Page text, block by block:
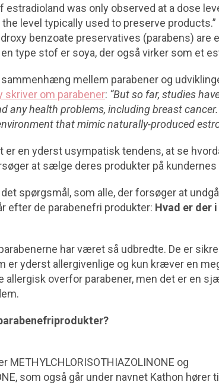
estradioland was only observed at a dose
level typically used to preserve products.”
benzoate preservatives (parabens) are
type stof er soya, der også virker som et
sammenhæng mellem parabener og
skriver om parabener: “But so far, studies
any health problems, including breast
that mimic naturally-produced
en yderst usympatisk tendens, at se
at sælge deres produkter på
spørgsmål, som alle, der forsøger at
efter de parabenefri produkter: Hvad er der
har været så udbredte. De er
er yderst allergivenlige og kun kræver en
allergisk overfor parabener, men det er en
METHYLCHLORISOTHIAZOLINONE og
som også går under navnet Kathon hører